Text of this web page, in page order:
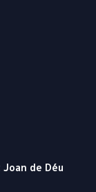
de Déu